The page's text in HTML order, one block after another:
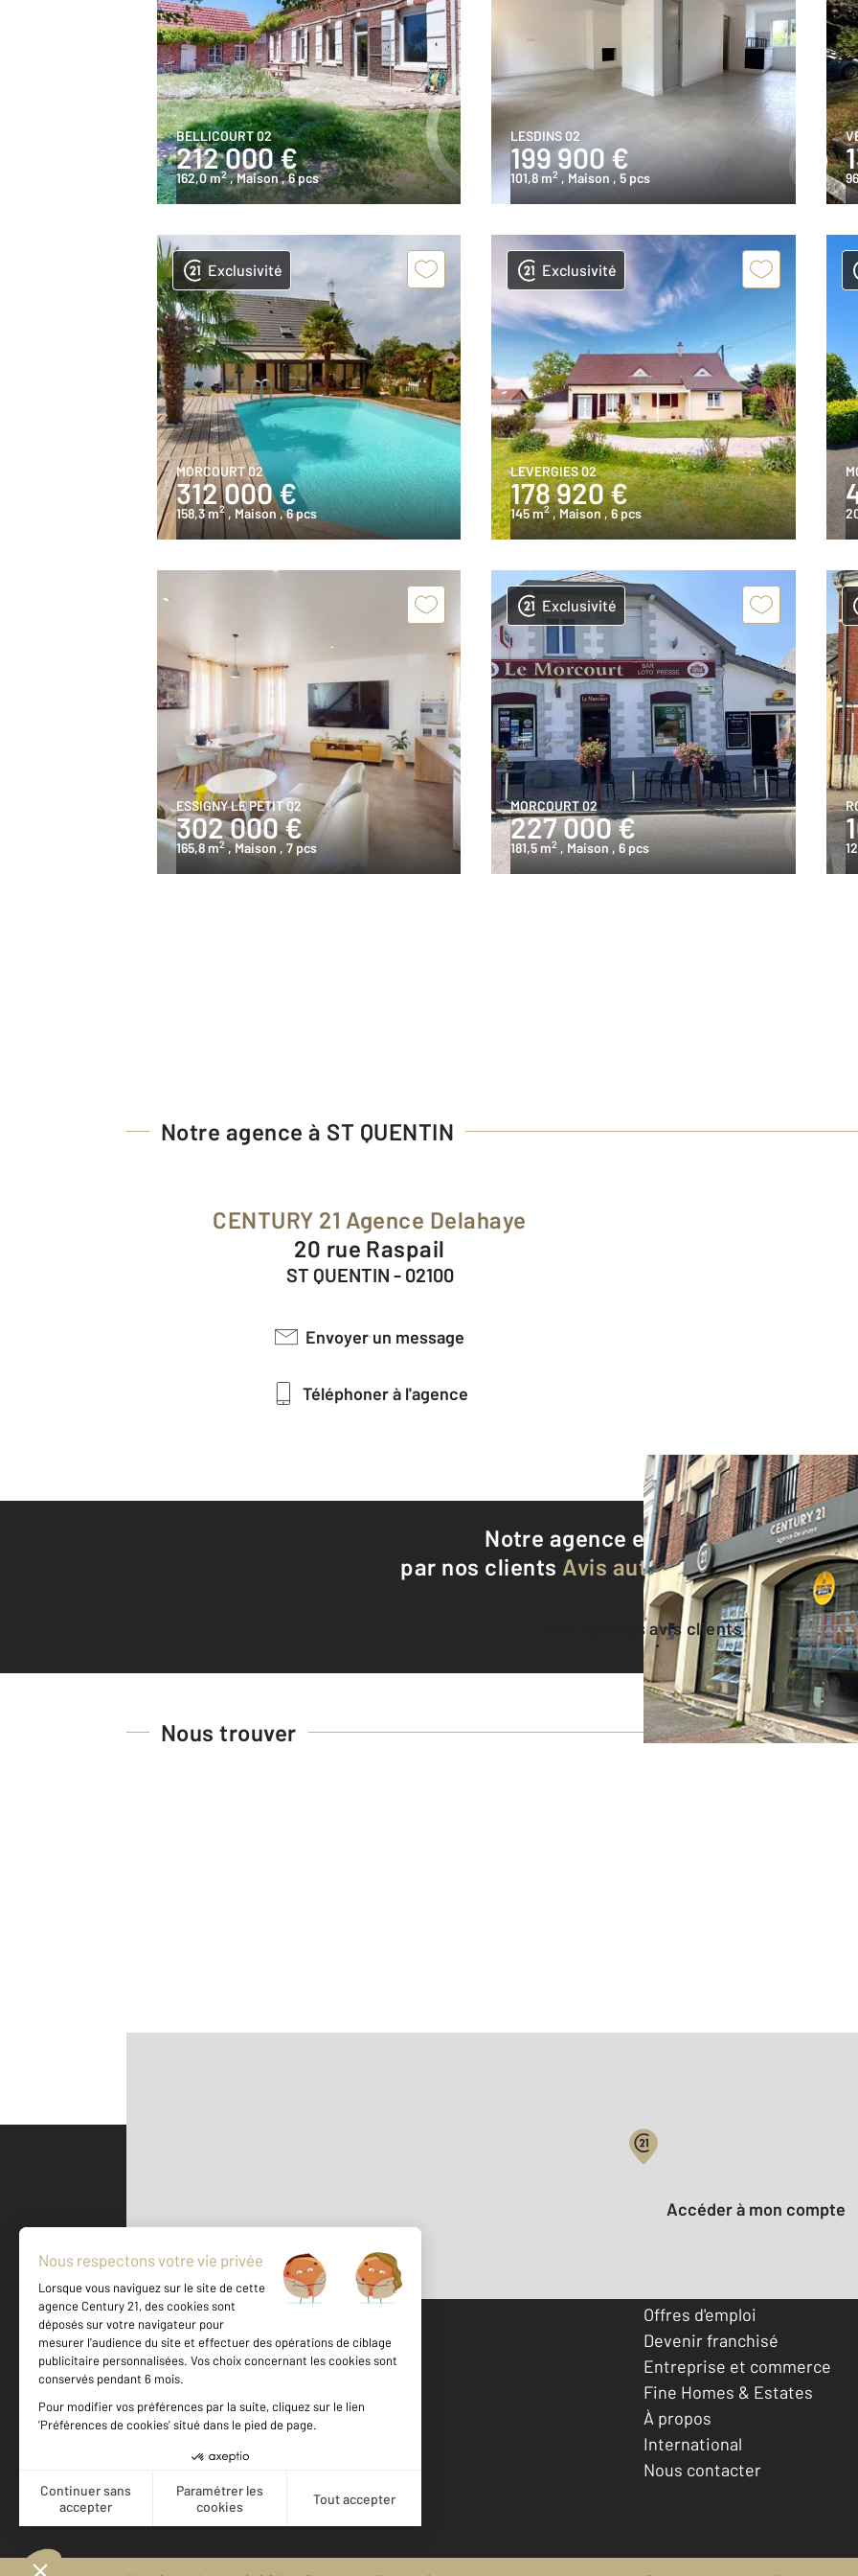
BELLICOURT 02
212 000 €
162,0 m2 , Maison, 6 pcs
LESDINS 02
199 900 €
101,8 m2 , Maison , 5 pcs
Exclusivité
MORCOURT 02
312 000 €
158,3 m2 , Maison , 6 pcs
Exclusivité
LEVERGIES 02
178 920 €
145 m2 , Maison , 6 pcs
ESSIGNY LE PETIT 02
302 000 €
165,8 m2 , Maison , 7 pcs
Exclusivité
MORCOURT 02
227 000 €
181,5 m2 , Maison , 6 pcs
Notre agence à ST QUENTIN
CENTURY 21 Agence Delahaye
20 rue Raspail
ST QUENTIN - 02100
Envoyer un message
Téléphoner à l'agence
Notre agence est notée9,2/10
par nos clients Avis authentifiés par
Voir tous les avis clients
Nous trouver
500 m ©Mappy
Votre compte :
Accéder à mon compte
Votre agence est notée
Achat
Offres d'emploi
Devenir franchisé
Entreprise et commerce
Fine Homes & Estates
À propos
International
Nous contacter